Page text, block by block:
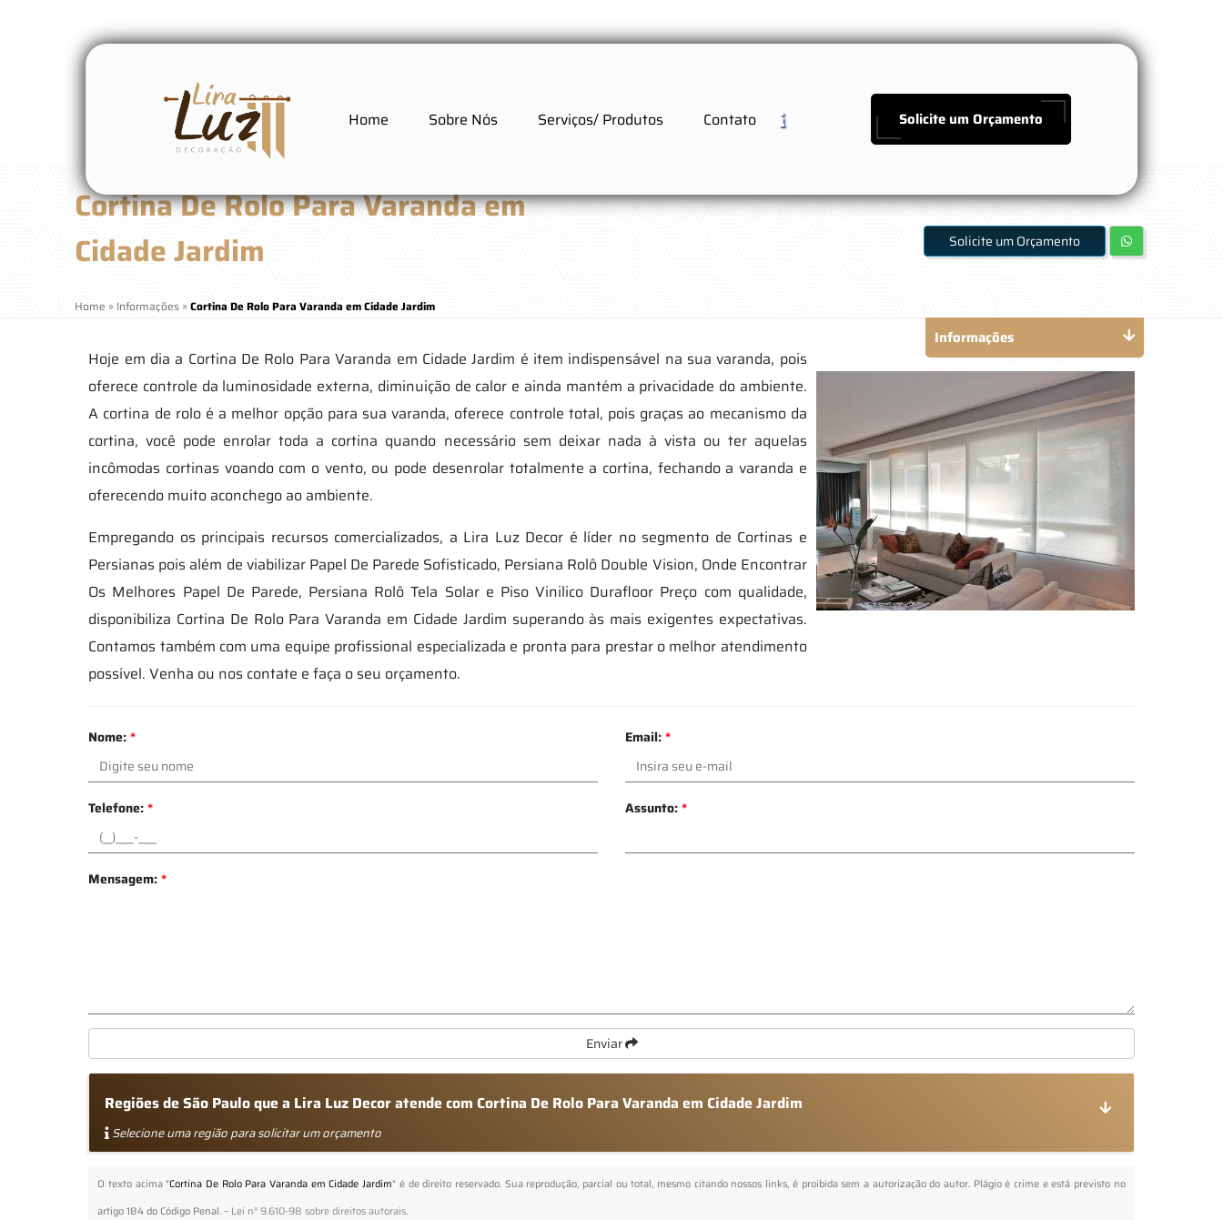
Home Sobre Nós Serviços/ Produtos Contato Solicite um Orçamento
Cortina De Rolo Para Varanda em
Cidade Jardim
Home » Informações »Cortina De Rolo Para Varanda em Cidade Jardim
Solicite um Orçamento
Hoje em dia a Cortina De Rolo Para Varanda em Cidade Jardim é item indispensável na sua varanda, pois
oferece controle da luminosidade externa, diminuição de calor e ainda mantém a privacidade do ambiente.
A cortina de rolo é a melhor opção para sua varanda, oferece controle total, pois graças ao mecanismo da
cortina, você pode enrolar toda a cortina quando necessário sem deixar nada à vista ou ter aquelas
incômodas cortinas voando com o vento, ou pode desenrolar totalmente a cortina, fechando a varanda e
oferecendo muito aconchego ao ambiente.
Empregando os principais recursos comercializados, a Lira Luz Decor é líder no segmento de Cortinas e
Persianas pois além de viabilizar Papel De Parede Sofisticado, Persiana Rolô Double Vision, Onde Encontrar
Os Melhores Papel De Parede, Persiana Rolô Tela Solar e Piso Vinilico Durafloor Preço com qualidade,
disponibiliza Cortina De Rolo Para Varanda em Cidade Jardim superando às mais exigentes expectativas.
Contamos também com uma equipe profissional especializada e pronta para prestar o melhor atendimento
possível. Venha ou nos contate e faça o seu orçamento.
Nome:* Email:*
Telefone:* Assunto:*
Mensagem:*
Enviar
Regiões de São Paulo que a Lira Luz Decor atende com Cortina De Rolo Para Varanda em Cidade Jardim
Selecione uma região para solicitar um orçamento
O texto acima "Cortina De Rolo Para Varanda em Cidade Jardim" é de direito reservado. Sua reprodução, parcial ou total, mesmo citando nossos links, é proibida sem a autorização do autor. Plágio é crime e está previsto no
artigo 184 do Código Penal. – Lei n° 9.610-98 sobre direitos autorais.
Informações